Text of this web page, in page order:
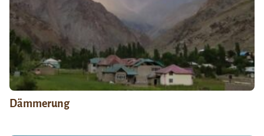
Dämmerung